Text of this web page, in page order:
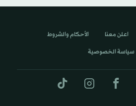
اعلن معنا الأحكام والشروط
سياسة الخصوصية